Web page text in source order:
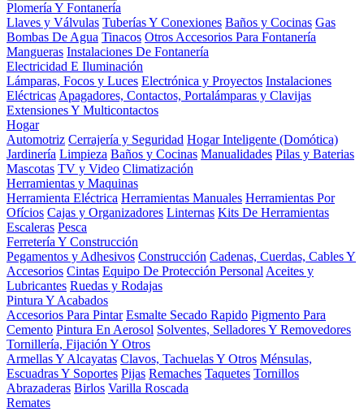
Plomería Y Fontanería
Llaves y Válvulas Tuberías Y Conexiones Baños y Cocinas Gas
Bombas De Agua Tinacos Otros Accesorios Para Fontanería
Mangueras Instalaciones De Fontanería
Electricidad E Iluminación
Lámparas, Focos y Luces Electrónica y Proyectos Instalaciones
Eléctricas Apagadores, Contactos, Portalámparas y Clavijas
Extensiones Y Multicontactos
Hogar
Automotriz Cerrajería y Seguridad Hogar Inteligente (Domótica)
Jardinería Limpieza Baños y Cocinas Manualidades Pilas y Baterias
Mascotas TV y Video Climatización
Herramientas y Maquinas
Herramienta Eléctrica Herramientas Manuales Herramientas Por
Ofícios Cajas y Organizadores Linternas Kits De Herramientas
Escaleras Pesca
Ferretería Y Construcción
Pegamentos y Adhesivos Construcción Cadenas, Cuerdas, Cables Y
Accesorios Cintas Equipo De Protección Personal Aceites y
Lubricantes Ruedas y Rodajas
Pintura Y Acabados
Accesorios Para Pintar Esmalte Secado Rapido Pigmento Para
Cemento Pintura En Aerosol Solventes, Selladores Y Removedores
Tornillería, Fijación Y Otros
Armellas Y Alcayatas Clavos, Tachuelas Y Otros Ménsulas,
Escuadras Y Soportes Pijas Remaches Taquetes Tornillos
Abrazaderas Birlos Varilla Roscada
Remates